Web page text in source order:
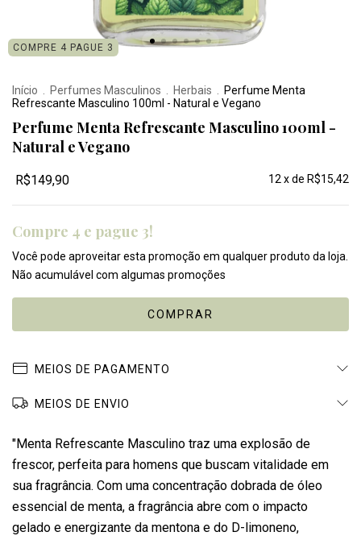
COMPRE 4 PAGUE 3
Início Perfumes Masculinos Herbais
Perfume Menta
Refrescante Masculino 100ml - Natural e Vegano
Perfume Menta Refrescante Masculino 100ml -
Natural e Vegano
R$149,90 12 x de R$15,42
Compre 4 e pague 3!
Você pode aproveitar esta promoção em qualquer produto da loja.
Não acumulável com algumas promoções
MEIOS DE PAGAMENTO
MEIOS DE ENVIO
"Menta Refrescante Masculino traz uma explosão de
frescor, perfeita para homens que buscam vitalidade em
sua fragrância. Com uma concentração dobrada de óleo
essencial de menta, a fragrância abre com o impacto
gelado e energizante da mentona e do D-limoneno,